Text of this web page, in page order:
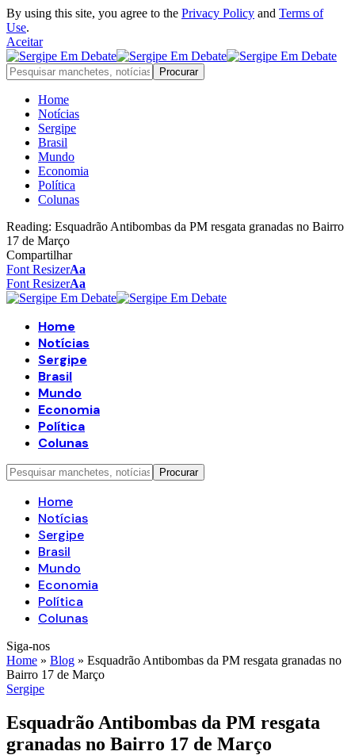
By using this site, you agree to the Privacy Policy and Terms of
Use.
Aceitar
Home
Notícias
Sergipe
Brasil
Mundo
Economia
Política
Colunas
Reading: Esquadrão Antibombas da PM resgata granadas no Bairro
17 de Março
Compartilhar
Font ResizerAa
Font ResizerAa
Home
Notícias
Sergipe
Brasil
Mundo
Economia
Política
Colunas
Home
Notícias
Sergipe
Brasil
Mundo
Economia
Política
Colunas
Siga-nos
Home » Blog » Esquadrão Antibombas da PM resgata granadas no
Bairro 17 de Março
Sergipe
Esquadrão Antibombas da PM resgata
granadas no Bairro 17 de Março